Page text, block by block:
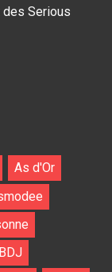
des Serious
As d'Or